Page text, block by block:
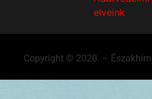
elveink
Copyright © 2020. –